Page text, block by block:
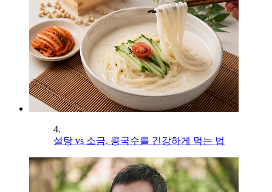
4.
설탕 vs 소금, 콩국수를 건강하게 먹는 법